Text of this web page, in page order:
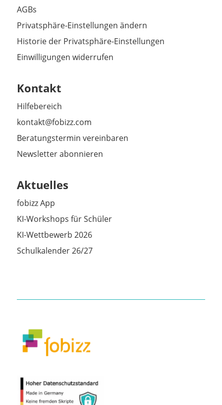
AGBs
Privatsphäre-Einstellungen ändern
Historie der Privatsphäre-Einstellungen
Einwilligungen widerrufen
Kontakt
Hilfebereich
kontakt@fobizz.com
Beratungstermin vereinbaren
Newsletter abonnieren
Aktuelles
fobizz App
KI-Workshops für Schüler
KI-Wettbewerb 2026
Schulkalender 26/27